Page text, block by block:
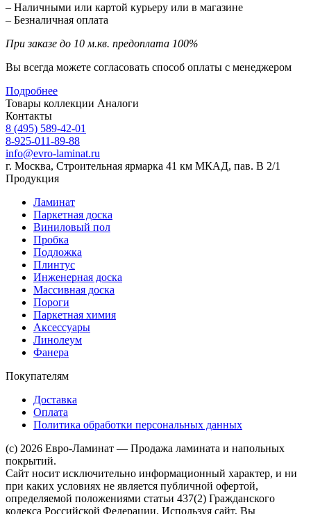
– Наличными или картой курьеру или в магазине
– Безналичная оплата
При заказе до 10 м.кв. предоплата 100%
Вы всегда можете согласовать способ оплаты с менеджером
Подробнее
Товары коллекции Аналоги
Контакты
8 (495) 589-42-01
8-925-011-89-88
info@evro-laminat.ru
г. Москва, Строительная ярмарка 41 км МКАД, пав. В 2/1
Продукция
Ламинат
Паркетная доска
Виниловый пол
Пробка
Подложка
Плинтус
Инженерная доска
Массивная доска
Пороги
Паркетная химия
Аксессуары
Линолеум
Фанера
Покупателям
Доставка
Оплата
Политика обработки персональных данных
(c) 2026 Евро-Ламинат — Продажа ламината и напольных
покрытий.
Сайт носит исключительно информационный характер, и ни
при каких условиях не является публичной офертой,
определяемой положениями статьи 437(2) Гражданского
кодекса Российской Федерации. Используя сайт, Вы